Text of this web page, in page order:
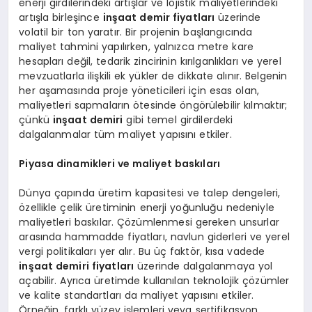
artışla birleşince inşaat demir fiyatları üzerinde
volatil bir ton yaratır. Bir projenin başlangıcında
maliyet tahmini yapılırken, yalnızca metre kare
hesapları değil, tedarik zincirinin kırılganlıkları ve yerel
mevzuatlarla ilişkili ek yükler de dikkate alınır. Belgenin
her aşamasında proje yöneticileri için esas olan,
maliyetleri sapmaların ötesinde öngörülebilir kılmaktır;
çünkü inşaat demiri gibi temel girdilerdeki
dalgalanmalar tüm maliyet yapısını etkiler.
Piyasa dinamikleri ve maliyet baskıları
Dünya çapında üretim kapasitesi ve talep dengeleri,
özellikle çelik üretiminin enerji yoğunluğu nedeniyle
maliyetleri baskılar. Çözümlenmesi gereken unsurlar
arasında hammadde fiyatları, navlun giderleri ve yerel
vergi politikaları yer alır. Bu üç faktör, kısa vadede
inşaat demiri fiyatları üzerinde dalgalanmaya yol
açabilir. Ayrıca üretimde kullanılan teknolojik çözümler
ve kalite standartları da maliyet yapısını etkiler.